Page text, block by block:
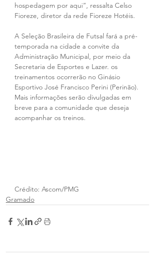
hospedagem por aqui”, ressalta Celso
Fioreze, diretor da rede Fioreze Hotéis.
A Seleção Brasileira de Futsal fará a pré-
temporada na cidade a convite da
Administração Municipal, por meio da
Secretaria de Esportes e Lazer. os
treinamentos ocorrerão no Ginásio
Esportivo José Francisco Perini (Perinão).
Mais informações serão divulgadas em
breve para a comunidade que deseja
acompanhar os treinos.
Crédito: Ascom/PMG
Gramado